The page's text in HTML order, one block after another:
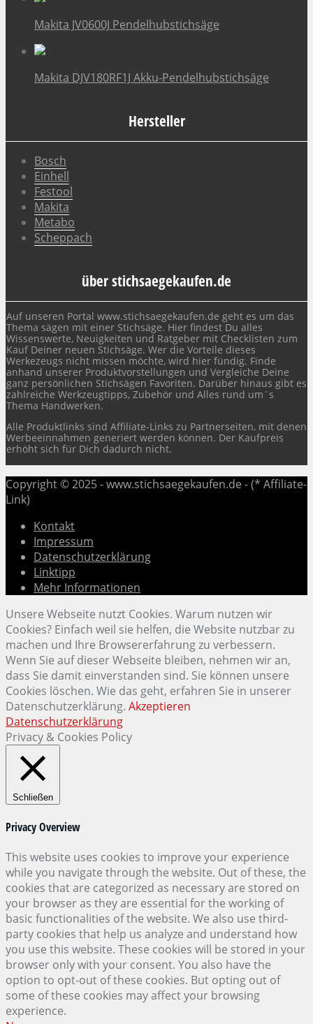
Makita JV0600J Pendelhubstichsäge
Makita DJV180RF1J Akku-Pendelhubstichsäge
Hersteller
Bosch
Einhell
Festool
Makita
Metabo
Scheppach
über stichsaegekaufen.de
Auf unseren Portal www.stichsaegekaufen.de geht es um das
Thema sägen mit einer Stichsäge. Hier findest Du alles
Wissenswerte, Neuigkeiten und Ratgeber mit Checklisten zum
Kauf Deiner neuen Stichsäge. Wer die Vorteile dieses
Werkezeugs nicht missen möchte, wird hier fündig. Finde
anhand unserer Produktvorstellungen und Vergleiche Deine
ganz persönlichen Stichsägen Favoriten. Darüber hinaus gibt es
zahlreiche Werkzeugtipps, Zubehör und Alles rund um´s
Thema Handwerken.
Alle Produktlinks sind Affiliate-Links zu Partnerseiten, mit denen
Werbeeinnahmen generiert werden können. Der Kaufpreis
erhöht sich für Dich dadurch nicht.
Copyright © 2025 - www.stichsaegekaufen.de - (* Affiliate-
Link)
Kontakt
Impressum
Datenschutzerklärung
Linktipp
Mehr Informationen
Unsere Webseite nutzt Cookies. Warum nutzen wir
Cookies? Einfach weil sie helfen, die Website nutzbar zu
machen und Ihre Browsererfahrung zu verbessern.
Wenn Sie auf dieser Webseite bleiben, nehmen wir an,
dass Sie damit einverstanden sind. Sie können unsere
Cookies löschen. Wie das geht, erfahren Sie in unserer
Datenschutzerklärung. Akzeptieren
Datenschutzerklärung
Privacy & Cookies Policy
Schließen
Privacy Overview
This website uses cookies to improve your experience
while you navigate through the website. Out of these, the
cookies that are categorized as necessary are stored on
your browser as they are essential for the working of
basic functionalities of the website. We also use third-
party cookies that help us analyze and understand how
you use this website. These cookies will be stored in your
browser only with your consent. You also have the
option to opt-out of these cookies. But opting out of
some of these cookies may affect your browsing
experience.